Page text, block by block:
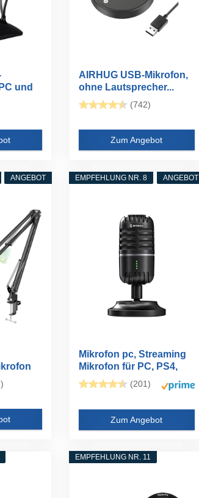
und
AIRHUG USB-Mikrofon,
ohne Lautsprecher...
(742)
Zum Angebot
ANGEBOT ANGEBOT
EMPFEHLUNG NR. 8
Mikrofon pc, Streaming
Mikrofon für PC, PS4,
PS...
(201)
Zum Angebot
EMPFEHLUNG NR. 11